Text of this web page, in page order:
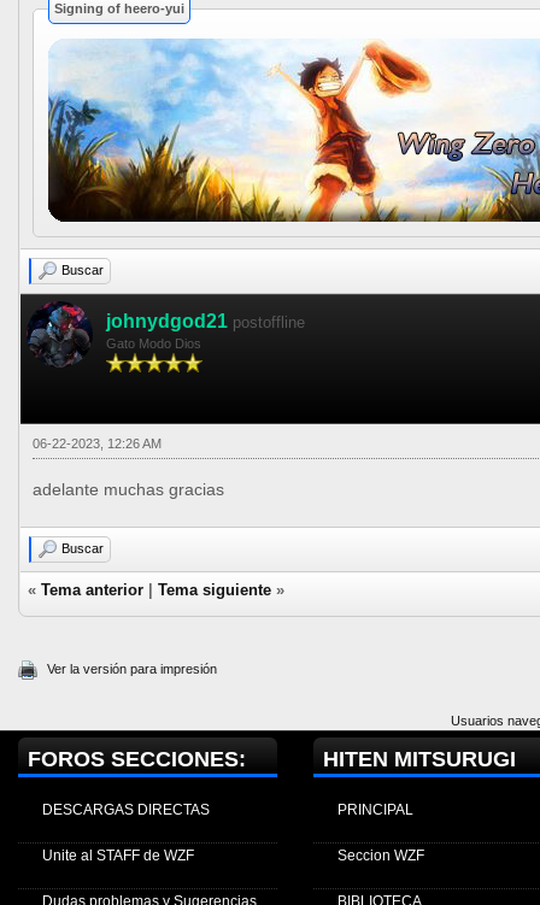
Signing of heero-yui
Buscar
johnydgod21 postoffline
Gato Modo Dios
06-22-2023, 12:26 AM
adelante muchas gracias
Buscar
« Tema anterior Tema siguiente »
Ver la versión para impresión
Usuarios
FOROS SECCIONES:
DESCARGAS DIRECTAS
Unite al STAFF de WZF
Dudas problemas y Sugerencias
HITEN MITSURUGI
PRINCIPAL
Seccion WZF
BIBLIOTECA